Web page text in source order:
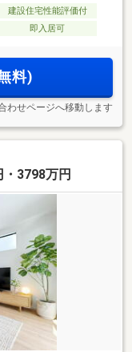
建設住宅性能評価付
即入居可
料)
わせページへ移動します
3798万円